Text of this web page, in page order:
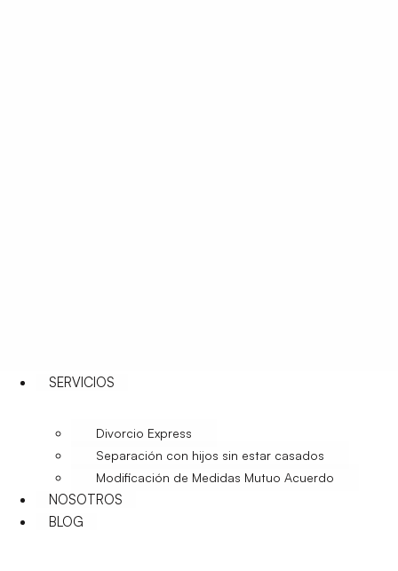
SERVICIOS
Divorcio Express
Separación con hijos sin estar casados
Modificación de Medidas Mutuo Acuerdo
NOSOTROS
BLOG